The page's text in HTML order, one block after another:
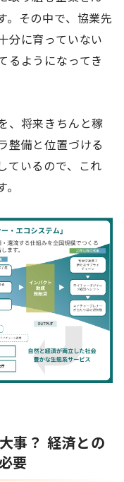
。その中で、協業先
分に育っていない
るようになってき
、将来きちんと稼
整備と位置づける
ているので、これ
事？ 経済との
要